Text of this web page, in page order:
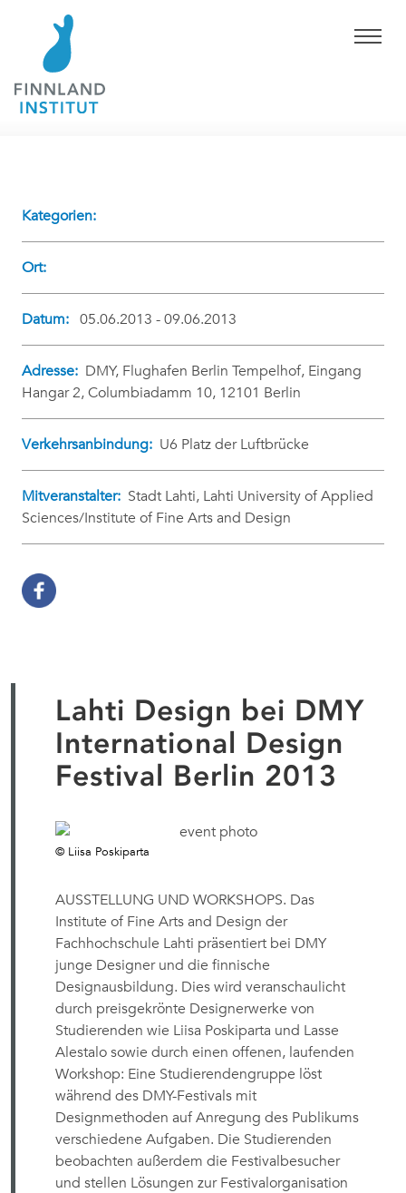
Kategorien:
Ort:
Datum: 05.06.2013 - 09.06.2013
Adresse: DMY, Flughafen Berlin Tempelhof, Eingang
Hangar 2, Columbiadamm 10, 12101 Berlin
Verkehrsanbindung: U6 Platz der Luftbrücke
Mitveranstalter: Stadt Lahti, Lahti University of Applied
Sciences/Institute of Fine Arts and Design
Lahti Design bei DMY
International Design
Festival Berlin 2013
© Liisa Poskiparta
AUSSTELLUNG UND WORKSHOPS. Das
Institute of Fine Arts and Design der
Fachhochschule Lahti präsentiert bei DMY
junge Designer und die finnische
Designausbildung. Dies wird veranschaulicht
durch preisgekrönte Designerwerke von
Studierenden wie Liisa Poskiparta und Lasse
Alestalo sowie durch einen offenen, laufenden
Workshop: Eine Studierendengruppe löst
während des DMY-Festivals mit
Designmethoden auf Anregung des Publikums
verschiedene Aufgaben. Die Studierenden
beobachten außerdem die Festivalbesucher
und stellen Lösungen zur Festivalorganisation